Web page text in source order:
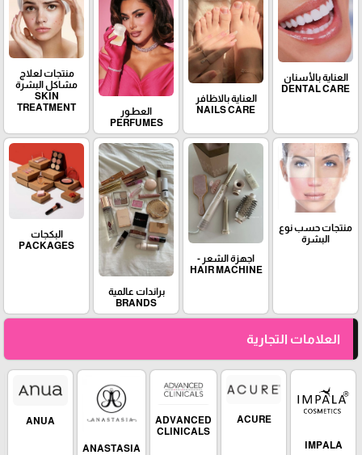
العناية بالأسنان
DENTAL CARE
العناية بالاظافر
NAILS CARE
العطـور
PERFUMES
منتجات لعلاج
مشاكل البشرة
SKIN
TREATMENT
منتجات حسب نوع
البشرة
اجهزة الشعر -
HAIR MACHINE
براندات عالمية
BRANDS
البكجات
PACKAGES
العلامات التجارية
IMPALA
ACURE
ADVANCED
CLINICALS
ANASTASIA
ANUA